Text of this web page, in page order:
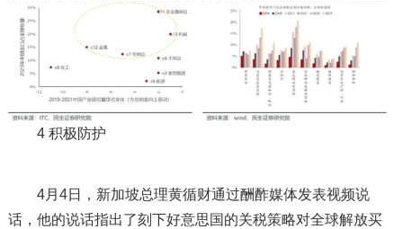
4 积极防护
4月4日，新加坡总理黄循财通过酬酢媒体发表视频说
话，他的说话指出了刻下好意思国的关税策略对全球解放买